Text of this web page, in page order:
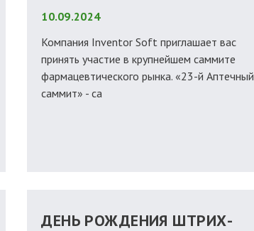
10.09.2024
Компания Inventor Soft приглашает вас
принять участие в крупнейшем саммите
фармацевтического рынка. «23-й Аптечный
саммит» - са
ДЕНЬ РОЖДЕНИЯ ШТРИХ-